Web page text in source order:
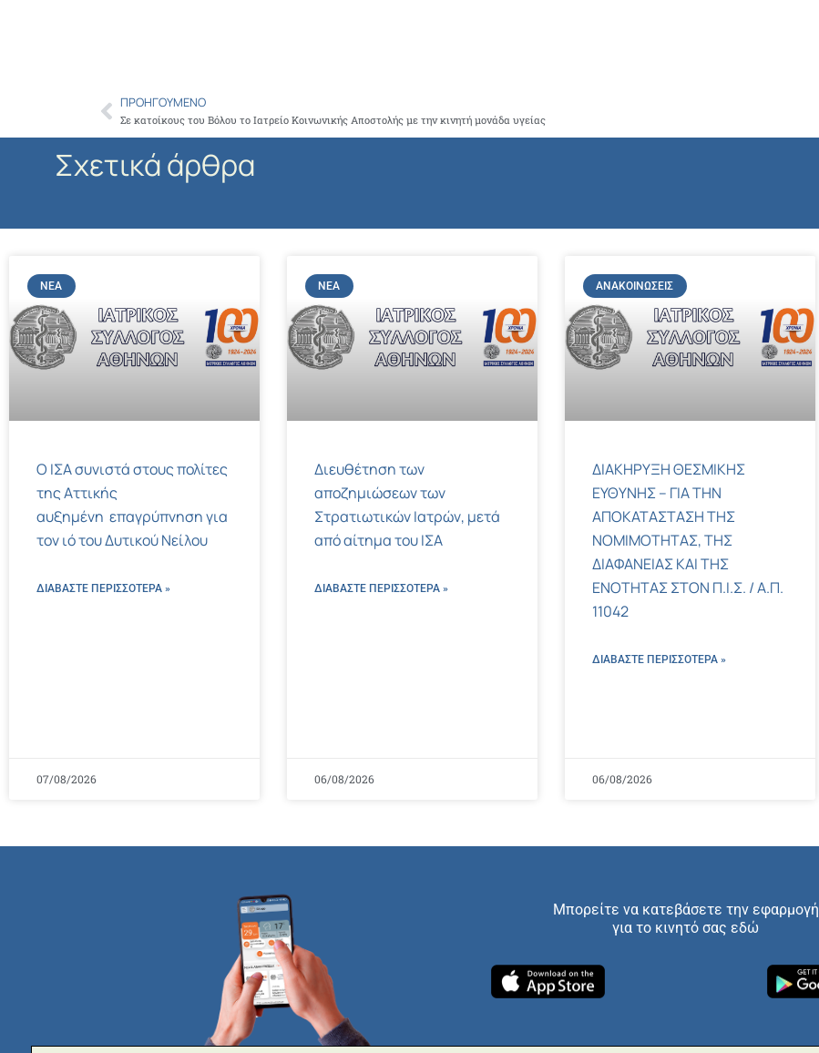
Prev
ΠΡΟΗΓΟΎΜΕΝΟ
Σε κατοίκους του Βόλου το Ιατρείο Κοινωνικής Αποστολής με την κινητή μονάδα υγείας
Σχετικά άρθρα
ΝΈΑ
Ο ΙΣΑ συνιστά στους πολίτες
της Αττικής
αυξημένη επαγρύπνηση για
τον ιό του Δυτικού Νείλου
ΔΙΑΒΑΣΤΕ ΠΕΡΙΣΣΌΤΕΡΑ »
07/08/2026
ΝΈΑ
Διευθέτηση των
αποζημιώσεων των
Στρατιωτικών Ιατρών, μετά
από αίτημα του ΙΣΑ
ΔΙΑΒΑΣΤΕ ΠΕΡΙΣΣΌΤΕΡΑ »
06/08/2026
ΑΝΑΚΟΙΝΏΣΕΙΣ
ΔΙΑΚΗΡΥΞΗ ΘΕΣΜΙΚΗΣ
ΕΥΘΥΝΗΣ – ΓΙΑ ΤΗΝ
ΑΠΟΚΑΤΑΣΤΑΣΗ ΤΗΣ
ΝΟΜΙΜΟΤΗΤΑΣ, ΤΗΣ
ΔΙΑΦΑΝΕΙΑΣ ΚΑΙ ΤΗΣ
ΕΝΟΤΗΤΑΣ ΣΤΟΝ Π.Ι.Σ. / Α.Π.
11042
ΔΙΑΒΑΣΤΕ ΠΕΡΙΣΣΌΤΕΡΑ »
06/08/2026
Μπορείτε να κατεβάσετε την εφαρμογή
για το κινητό σας εδώ